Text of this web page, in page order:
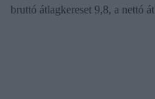
bruttó átlagkereset 9,8, a nettó